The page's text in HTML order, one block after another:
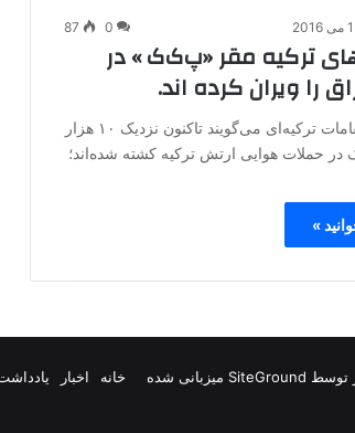
1 می 2016 0
87
ترکیه مقر «پ‌ک‌ک » در
را ویران کرده اند.
آنگونه که مقامات ترکیه‌ای می‌گویند تاکنون نزدیک ۱۰ هزار
حملات هوایی ارتش ترکیه کشته شده‌اند؛
»
توسط SiteGround میزبانی شده خانه اخبار